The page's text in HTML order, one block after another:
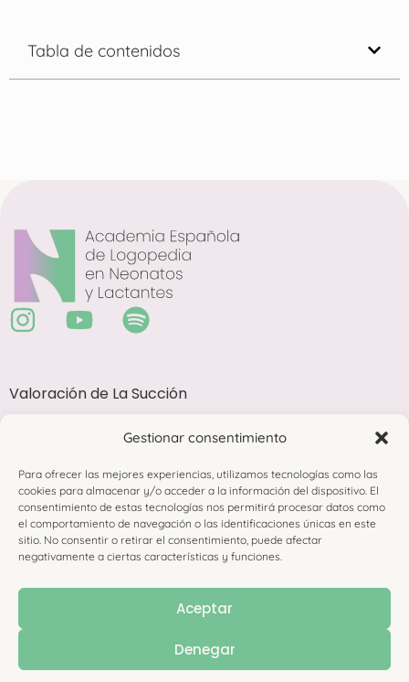
Gestionar consentimiento
Para ofrecer las mejores experiencias, utilizamos tecnologías como las
cookies para almacenar y/o acceder a la información del dispositivo. El
consentimiento de estas tecnologías nos permitirá procesar datos como
el comportamiento de navegación o las identificaciones únicas en este
sitio. No consentir o retirar el consentimiento, puede afectar
negativamente a ciertas características y funciones.
Aceptar
Denegar
Tabla de contenidos
Valoración de La Succión
Complementaria
Membresía
Documentación
Recursos
Divulgación
Blog
Contacto
Acceder a La Academia